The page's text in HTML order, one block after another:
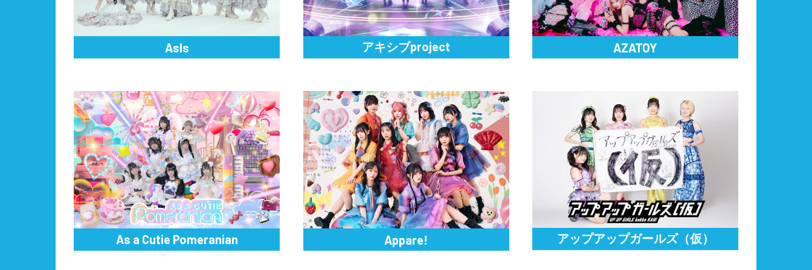
AsIs アキシブproject AZATOY
As a Cutie Pomeranian Appare! アップアップガールズ（仮）